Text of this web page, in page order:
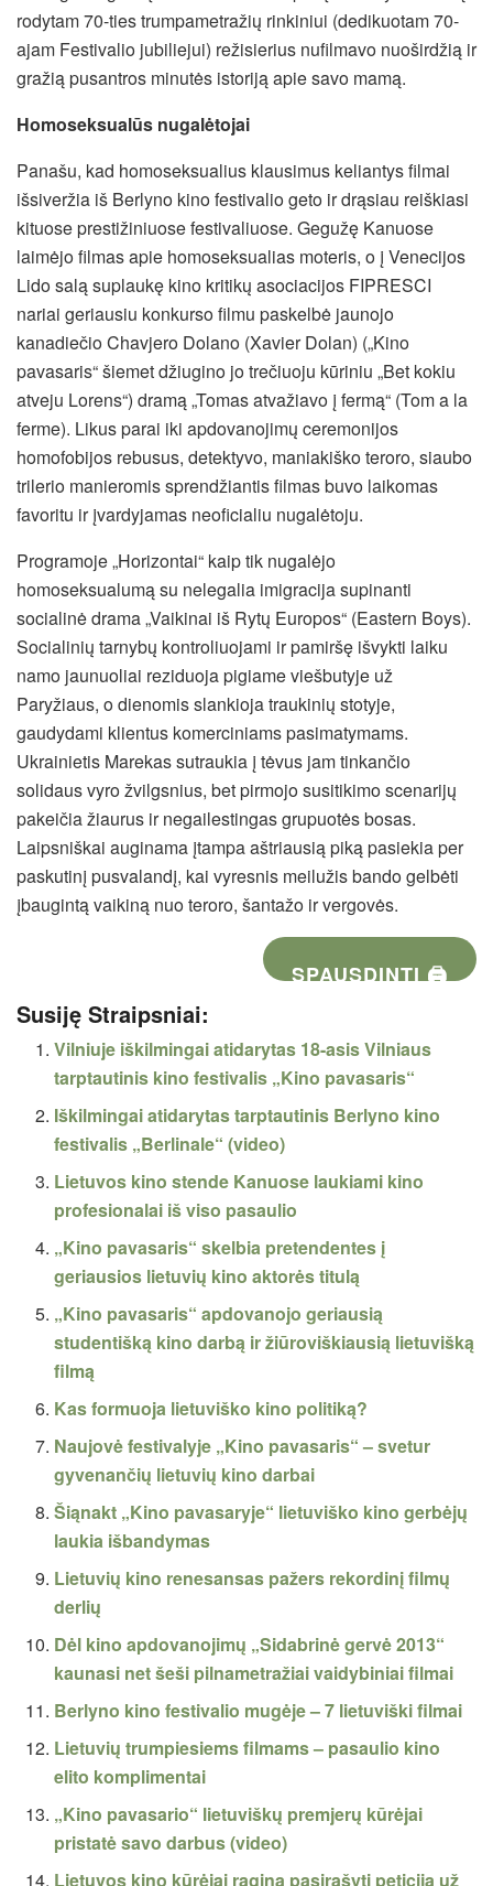
rodytam 70-ties trumpametražių rinkiniui (dedikuotam 70-
ajam Festivalio jubiliejui) režisierius nufilmavo nuoširdžią ir
gražią pusantros minutės istoriją apie savo mamą.
Homoseksualūs nugalėtojai
Panašu, kad homoseksualius klausimus keliantys filmai
išsiveržia iš Berlyno kino festivalio geto ir drąsiau reiškiasi
kituose prestižiniuose festivaliuose. Gegužę Kanuose
laimėjo filmas apie homoseksualias moteris, o į Venecijos
Lido salą suplaukę kino kritikų asociacijos FIPRESCI
nariai geriausiu konkurso filmu paskelbė jaunojo
kanadiečio Chavjero Dolano (Xavier Dolan) („Kino
pavasaris“ šiemet džiugino jo trečiuoju kūriniu „Bet kokiu
atveju Lorens“) dramą „Tomas atvažiavo į fermą“ (Tom a la
ferme). Likus parai iki apdovanojimų ceremonijos
homofobijos rebusus, detektyvo, maniakiško teroro, siaubo
trilerio manieromis sprendžiantis filmas buvo laikomas
favoritu ir įvardyjamas neoficialiu nugalėtoju.
Programoje „Horizontai“ kaip tik nugalėjo
homoseksualumą su nelegalia imigracija supinanti
socialinė drama „Vaikinai iš Rytų Europos“ (Eastern Boys).
Socialinių tarnybų kontroliuojami ir pamiršę išvykti laiku
namo jaunuoliai reziduoja pigiame viešbutyje už
Paryžiaus, o dienomis slankioja traukinių stotyje,
gaudydami klientus komerciniams pasimatymams.
Ukrainietis Marekas sutraukia į tėvus jam tinkančio
solidaus vyro žvilgsnius, bet pirmojo susitikimo scenarijų
pakeičia žiaurus ir negailestingas grupuotės bosas.
Laipsniškai auginama įtampa aštriausią piką pasiekia per
paskutinį pusvalandį, kai vyresnis meilužis bando gelbėti
įbaugintą vaikiną nuo teroro, šantažo ir vergovės.
SPAUSDINTI 🖨
Susiję Straipsniai:
Vilniuje iškilmingai atidarytas 18-asis Vilniaus
tarptautinis kino festivalis „Kino pavasaris“
Iškilmingai atidarytas tarptautinis Berlyno kino
festivalis „Berlinale“ (video)
Lietuvos kino stende Kanuose laukiami kino
profesionalai iš viso pasaulio
„Kino pavasaris“ skelbia pretendentes į
geriausios lietuvių kino aktorės titulą
„Kino pavasaris“ apdovanojo geriausią
studentišką kino darbą ir žiūroviškiausią lietuvišką
filmą
Kas formuoja lietuviško kino politiką?
Naujovė festivalyje „Kino pavasaris“ – svetur
gyvenančių lietuvių kino darbai
Šiąnakt „Kino pavasaryje“ lietuviško kino gerbėjų
laukia išbandymas
Lietuvių kino renesansas pažers rekordinį filmų
derlių
Dėl kino apdovanojimų „Sidabrinė gervė 2013“
kaunasi net šeši pilnametražiai vaidybiniai filmai
Berlyno kino festivalio mugėje – 7 lietuviški filmai
Lietuvių trumpiesiems filmams – pasaulio kino
elito komplimentai
„Kino pavasario“ lietuviškų premjerų kūrėjai
pristatė savo darbus (video)
Lietuvos kino kūrėjai ragina pasirašyti peticiją už